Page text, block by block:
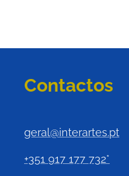
Contactos
geral@interartes.pt
+351 917 177 732*